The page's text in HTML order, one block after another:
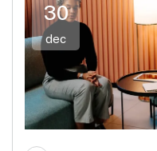
30
dec